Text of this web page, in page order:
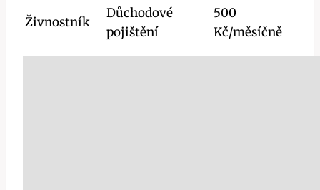
Živnostník
Důchodové
pojištění
500
Kč/měsíčně